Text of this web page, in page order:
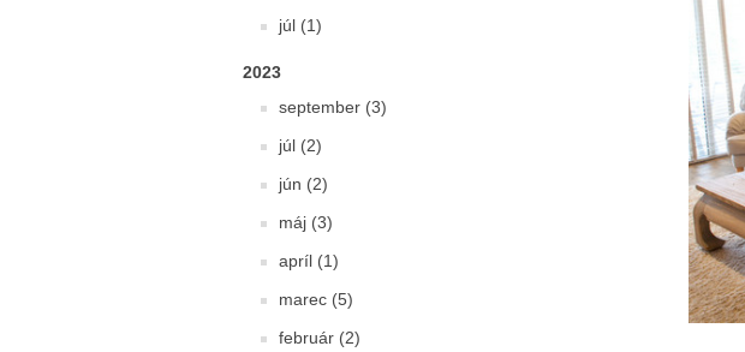
júl (1)
2023
september (3)
júl (2)
jún (2)
máj (3)
apríl (1)
marec (5)
február (2)